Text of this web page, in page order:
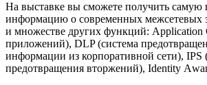
На выставке вы сможете получить
информацию о современных межсетевых
и множестве других функций: Application
приложений), DLP (система
информации из корпоративной сети), IPS
предотвращения вторжений), Identity